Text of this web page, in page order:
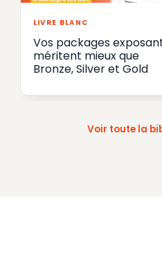
LIVRE BLANC
Vos packages
méritent mieux que
Bronze, Silver et Gold
Voir toute la